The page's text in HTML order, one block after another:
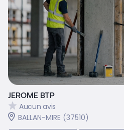
JEROME BTP
Aucun avis
BALLAN-MIRE (37510)